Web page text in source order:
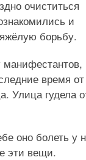
очиститься
и
борьбу.
манифестантов,
время от
Улица гудела
оно болеть у
эти вещи.